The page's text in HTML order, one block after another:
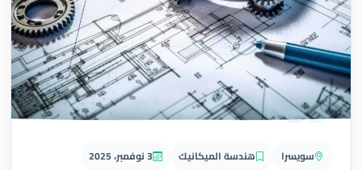
سويسرا هندسة الميكانيك 3 نوفمبر، 2025